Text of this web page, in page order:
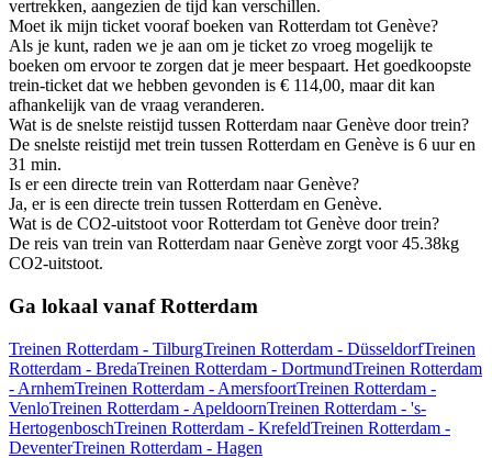
vertrekken, aangezien de tijd kan verschillen.
Moet ik mijn ticket vooraf boeken van Rotterdam tot Genève?
Als je kunt, raden we je aan om je ticket zo vroeg mogelijk te
boeken om ervoor te zorgen dat je meer bespaart. Het goedkoopste
trein-ticket dat we hebben gevonden is € 114,00, maar dit kan
afhankelijk van de vraag veranderen.
Wat is de snelste reistijd tussen Rotterdam naar Genève door trein?
De snelste reistijd met trein tussen Rotterdam en Genève is 6 uur en
31 min.
Is er een directe trein van Rotterdam naar Genève?
Ja, er is een directe trein tussen Rotterdam en Genève.
Wat is de CO2-uitstoot voor Rotterdam tot Genève door trein?
De reis van trein van Rotterdam naar Genève zorgt voor 45.38kg
CO2-uitstoot.
Ga lokaal vanaf Rotterdam
Treinen Rotterdam - TilburgTreinen Rotterdam - DüsseldorfTreinen
Rotterdam - BredaTreinen Rotterdam - DortmundTreinen Rotterdam
- ArnhemTreinen Rotterdam - AmersfoortTreinen Rotterdam -
VenloTreinen Rotterdam - ApeldoornTreinen Rotterdam - 's-
HertogenboschTreinen Rotterdam - KrefeldTreinen Rotterdam -
DeventerTreinen Rotterdam - Hagen